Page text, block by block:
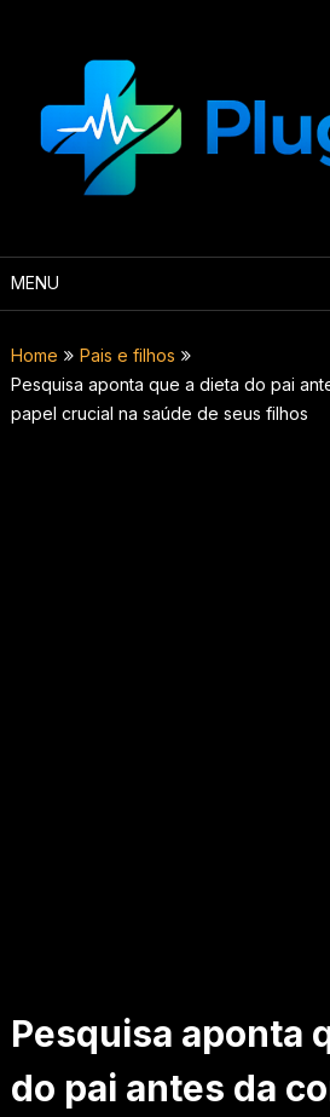
MENU
Home
Pais e filhos
Pesquisa aponta que a dieta do pai
papel crucial na saúde de seus filhos
Pesquisa aponta
do pai antes da